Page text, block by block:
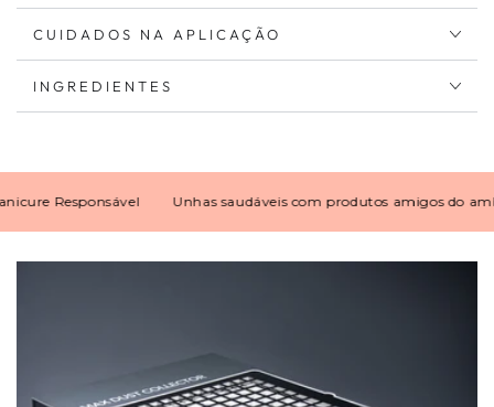
CUIDADOS NA APLICAÇÃO
INGREDIENTES
Responsável Unhas saudáveis com produtos amigos do